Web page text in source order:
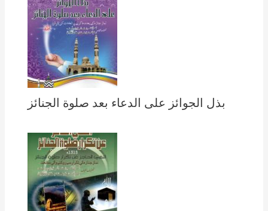
بذل الجوائز على الدعاء بعد صلوة الجنائز